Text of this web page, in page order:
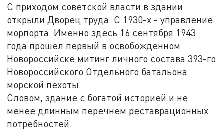
С приходом советской власти в здании
открыли Дворец труда. С 1930-х - управление
морпорта. Именно здесь 16 сентября 1943
года прошел первый в освобожденном
Новороссийске митинг личного состава 393-го
Новороссийского Отдельного батальона
морской пехоты.
Словом, здание с богатой историей и не
менее длинным перечнем реставрационных
потребностей.